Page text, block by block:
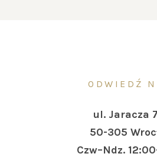
ODWIEDŹ
ul. Jaracza
50-305
Czw–Ndz.